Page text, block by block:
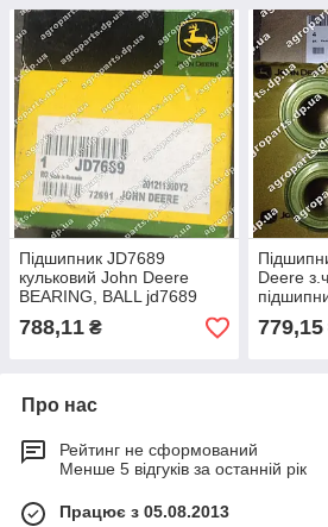
Підшипник JD7689
кульковий John Deere
BEARING, BALL jd7689
788,11 ₴
Deere
779,15
Про нас
Рейтинг не сформований
Менше 5 відгуків за останній рік
Працює з 05.08.2013